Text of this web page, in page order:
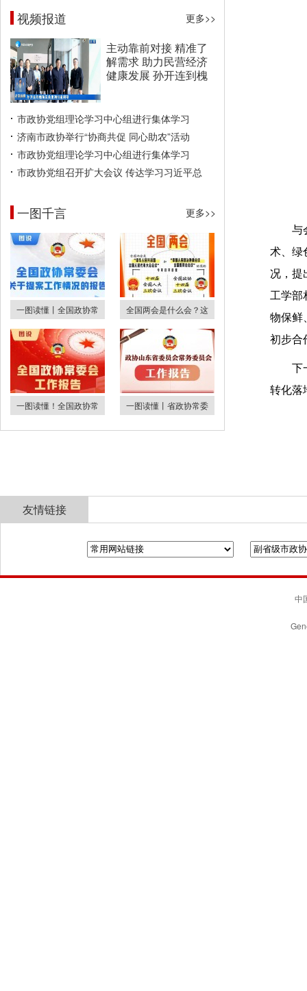
视频报道 更多>>
主动靠前对接 精准了
解需求 助力民营经济
健康发展 孙开连到槐
市政协党组理论学习中心组进行集体学习
济南市政协举行“协商共促 同心助农”活动
市政协党组理论学习中心组进行集体学习
市政协党组召开扩大会议 传达学习习近平总
一图千言 更多>>
一图读懂丨全国政协常 全国两会是什么会？这
一图读懂！全国政协常 一图读懂丨省政协常委
与
术、绿
况，提
工学部
物保鲜
初步合
下
转化落
友情链接
中